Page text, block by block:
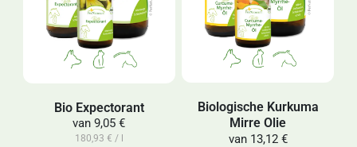
Bio Expectorant
van 9,05 €
180,93 € / l
Biologische Kurkuma
Mirre Olie
van13,12 €